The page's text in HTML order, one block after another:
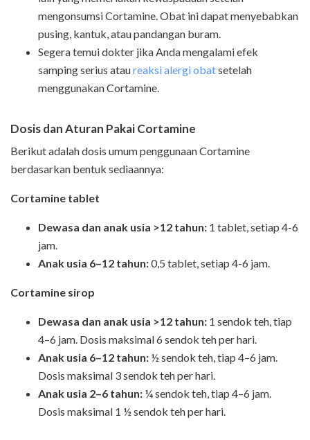
mengonsumsi Cortamine. Obat ini dapat menyebabkan
pusing, kantuk, atau pandangan buram.
Segera temui dokter jika Anda mengalami efek
samping serius ataureaksi alergi obatsetelah
menggunakan Cortamine.
Dosis dan Aturan Pakai Cortamine
Berikut adalah dosis umum penggunaan Cortamine
berdasarkan bentuk sediaannya:
Cortamine tablet
Dewasa dan anak usia >12 tahun: 1 tablet, setiap 4-6
jam.
Anak usia 6–12 tahun:0,5 tablet, setiap 4-6 jam.
Cortamine sirop
Dewasa dan anak usia >12 tahun: 1 sendok teh, tiap
4–6 jam. Dosis maksimal 6 sendok teh per hari.
Anak usia 6–12 tahun: ½ sendok teh, tiap 4–6 jam.
Dosis maksimal 3 sendok teh per hari.
Anak usia 2–6 tahun: ¼ sendok teh, tiap 4–6 jam.
Dosis maksimal 1 ½ sendok teh per hari.